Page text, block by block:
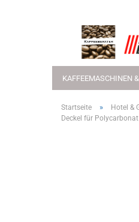
KAFFEEMASCHINEN
Startseite » Hotel &
Deckel für